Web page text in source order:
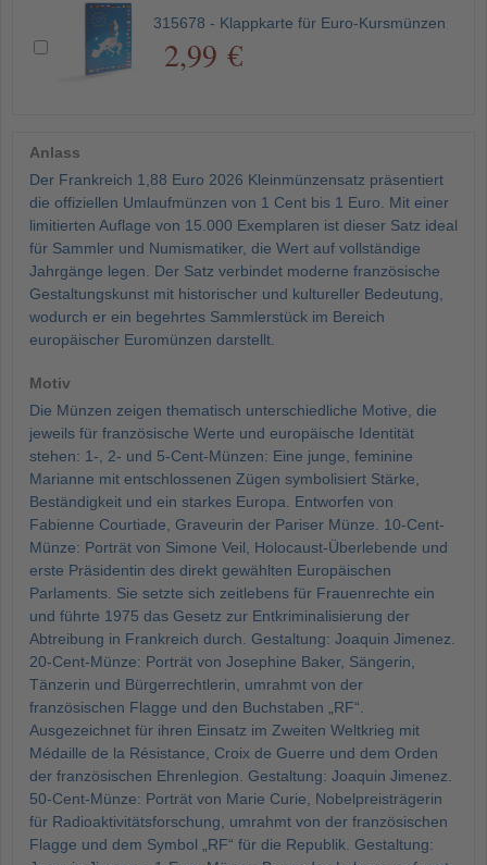
315678 - Klappkarte für Euro-Kursmünzen
2,99 €
Anlass
Der Frankreich 1,88 Euro 2026 Kleinmünzensatz präsentiert
die offiziellen Umlaufmünzen von 1 Cent bis 1 Euro. Mit einer
limitierten Auflage von 15.000 Exemplaren ist dieser Satz ideal
für Sammler und Numismatiker, die Wert auf vollständige
Jahrgänge legen. Der Satz verbindet moderne französische
Gestaltungskunst mit historischer und kultureller Bedeutung,
wodurch er ein begehrtes Sammlerstück im Bereich
europäischer Euromünzen darstellt.
Motiv
Die Münzen zeigen thematisch unterschiedliche Motive, die
jeweils für französische Werte und europäische Identität
stehen: 1-, 2- und 5-Cent-Münzen: Eine junge, feminine
Marianne mit entschlossenen Zügen symbolisiert Stärke,
Beständigkeit und ein starkes Europa. Entworfen von
Fabienne Courtiade, Graveurin der Pariser Münze. 10-Cent-
Münze: Porträt von Simone Veil, Holocaust-Überlebende und
erste Präsidentin des direkt gewählten Europäischen
Parlaments. Sie setzte sich zeitlebens für Frauenrechte ein
und führte 1975 das Gesetz zur Entkriminalisierung der
Abtreibung in Frankreich durch. Gestaltung: Joaquin Jimenez.
20-Cent-Münze: Porträt von Josephine Baker, Sängerin,
Tänzerin und Bürgerrechtlerin, umrahmt von der
französischen Flagge und den Buchstaben „RF“.
Ausgezeichnet für ihren Einsatz im Zweiten Weltkrieg mit
Médaille de la Résistance, Croix de Guerre und dem Orden
der französischen Ehrenlegion. Gestaltung: Joaquin Jimenez.
50-Cent-Münze: Porträt von Marie Curie, Nobelpreisträgerin
für Radioaktivitätsforschung, umrahmt von der französischen
Flagge und dem Symbol „RF“ für die Republik. Gestaltung: